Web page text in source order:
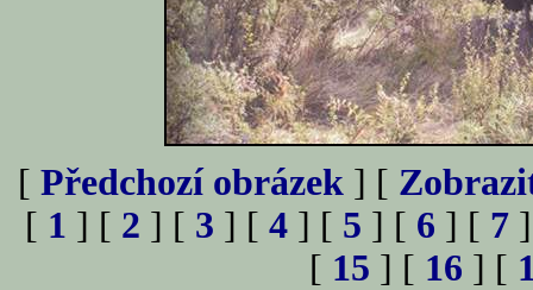
[ Předchozí obrázek ] [
[ 1 ] [ 2 ] [ 3 ] [ 4 ] [ 5 ] [ 6 ] [ 7
[ 15 ] [ 16 ] [